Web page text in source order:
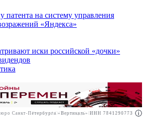
Реклама АО"Право.ру" ИНН: 7708095468
на систему управления
«Яндекса»
иски российской «дочки»
Санкт-Петербурга «Вертикаль» ИНН 7841290773